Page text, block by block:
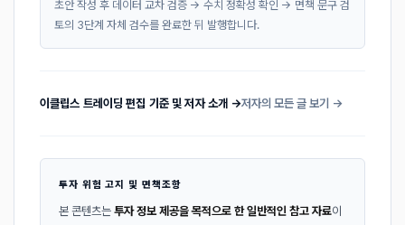
초안 작성 후 데이터 교차 검증 → 수치 정확성 확인 → 면책 문구 검
토의 3단계 자체 검수를 완료한 뒤 발행합니다.
이클립스 트레이딩 편집 기준 및 저자 소개 →저자의 모든 글 보기 →
투자 위험 고지 및 면책조항
본 콘텐츠는 투자 정보 제공을 목적으로 한 일반적인 참고 자료이